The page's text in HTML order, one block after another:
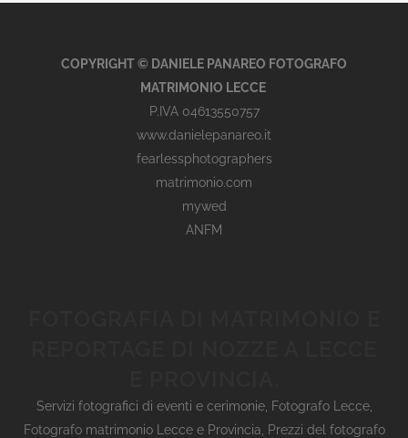
COPYRIGHT © DANIELE PANAREO FOTOGRAFO
MATRIMONIO LECCE
P.IVA 04613550757
www.danielepanareo.it
fearlessphotographers
matrimonio.com
mywed
ANFM
Servizi fotografici di eventi e cerimonie, Fotografo Lecce,
Fotografo matrimonio Lecce e Provincia
Prezzi del fotografo